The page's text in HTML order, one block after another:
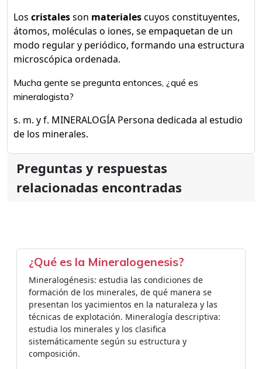
Los cristalesson materialescuyos constituyentes,
átomos, moléculas o iones, se empaquetan de un
modo regular y periódico, formando una estructura
microscópica ordenada.
Mucha gente se pregunta entonces, ¿qué es
mineralogista?
s. m. y f. MINERALOGÍA Persona dedicada al estudio
de los minerales.
Preguntas y respuestas
relacionadas encontradas
¿Qué es la Mineralogenesis?
Mineralogénesis: estudia las condiciones de
formación de los minerales, de qué manera se
presentan los yacimientos en la naturaleza y las
técnicas de explotación. Mineralogía descriptiva:
estudia los minerales y los clasifica
sistemáticamente según su estructura y
composición.